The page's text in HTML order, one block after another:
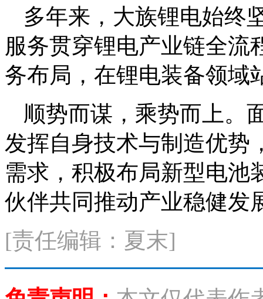
多年来，大族锂电始终
服务贯穿锂电产业链全流
务布局，在锂电装备领域
顺势而谋，乘势而上。
发挥自身技术与制造优势
需求，积极布局新型电池
伙伴共同推动产业稳健发
[责任编辑：夏末]